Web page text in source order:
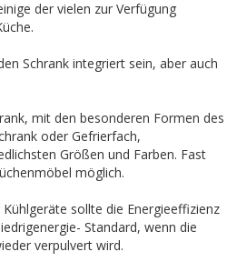
der vielen zur Verfügung
Schrank integriert sein, aber auch
mit den besonderen Formen des
oder Gefrierfach,
Größen und Farben. Fast
möglich.
sollte die Energieeffizienz
Standard, wenn die
verpulvert wird.